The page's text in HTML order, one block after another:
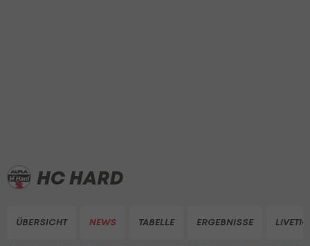
HC HARD
ÜBERSICHT NEWS TABELLE ERGEBNISSE